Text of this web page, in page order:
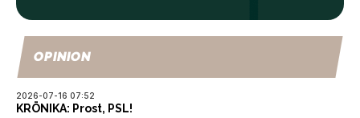
OPINION
2026-07-16 07:52
KRÖNIKA: Prost, PSL!